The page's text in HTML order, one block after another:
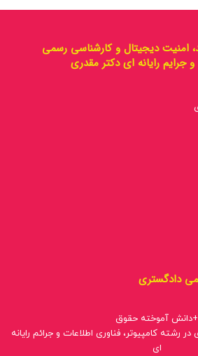
امنیت دیجیتال و کارشناسی رسمی
و جرایم رایانه ای دکتر مقدری
دادگستری
+دانش آموخته حقوق
کامپیوتر، فناوری اطلاعات و جرائم رایانه
ای